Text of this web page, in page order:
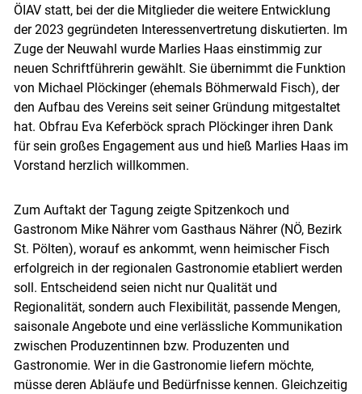
Skip to main content
ÖIAV statt, bei der die Mitglieder die weitere Entwicklung
der 2023 gegründeten Interessenvertretung diskutierten. Im
Zuge der Neuwahl wurde Marlies Haas einstimmig zur
neuen Schriftführerin gewählt. Sie übernimmt die Funktion
von Michael Plöckinger (ehemals Böhmerwald Fisch), der
den Aufbau des Vereins seit seiner Gründung mitgestaltet
hat. Obfrau Eva Keferböck sprach Plöckinger ihren Dank
für sein großes Engagement aus und hieß Marlies Haas im
Vorstand herzlich willkommen.
Zum Auftakt der Tagung zeigte Spitzenkoch und
Gastronom Mike Nährer vom Gasthaus Nährer (NÖ, Bezirk
St. Pölten), worauf es ankommt, wenn heimischer Fisch
erfolgreich in der regionalen Gastronomie etabliert werden
soll. Entscheidend seien nicht nur Qualität und
Regionalität, sondern auch Flexibilität, passende Mengen,
saisonale Angebote und eine verlässliche Kommunikation
zwischen Produzentinnen bzw. Produzenten und
Gastronomie. Wer in die Gastronomie liefern möchte,
müsse deren Abläufe und Bedürfnisse kennen. Gleichzeitig